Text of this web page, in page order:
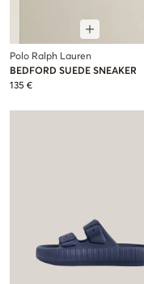
Polo Ralph Lauren
BEDFORD SUEDE SNEAKER
135 €